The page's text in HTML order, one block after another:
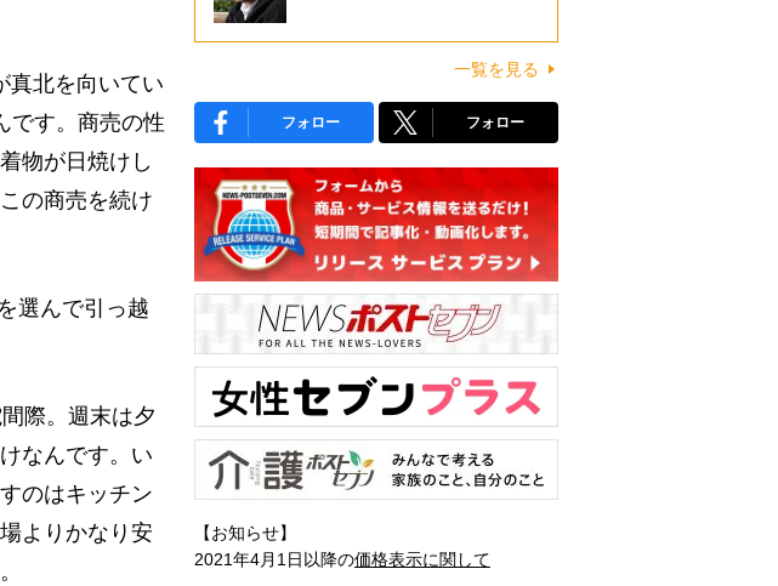
真北を向いてい
です。商売の性
物が日焼けし
の商売を続け
選んで引っ越
際。週末は夕
なんです。い
のはキッチン
よりかなり安
一覧を見る
フォロー フォロー
【お知らせ】
2021年4月1日以降の価格表示に関して